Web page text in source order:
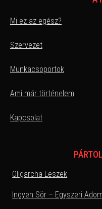
Mi ez az egész?
Szervezet
Munkacsoportok
Ami már történelem
Kapcsolat
Oligarcha Leszek
Ingyen Sör – Egyszeri